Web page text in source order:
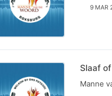
9 MAR
Slaaf
Manne